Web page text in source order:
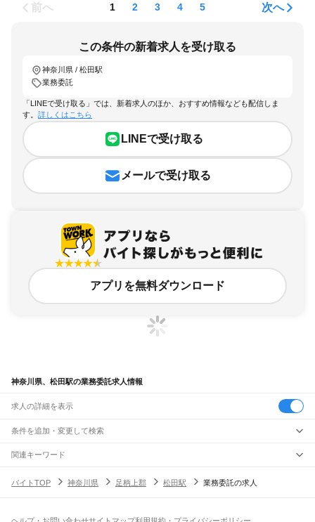
前へ 1 2 3 4 5 次へ
この条件の新着求人を受け取る
神奈川県 / 松田駅
業務委託
「LINEで受け取る」では、新着求人のほか、おすすめ情報なども配信しま
す。 詳しくはこちら
LINEで受け取る
メールで受け取る
アプリを無料ダウンロード
神奈川県、松田駅の業務委託求人情報
求人の詳細を表示
条件を追加・変更して検索
市区町村を追加・変更
神奈川県
すべて
旭区緑区瀬谷区栄区 泉区 青葉区 都筑区
駅を追加・変更
川崎駅 横浜駅戸塚駅 大船駅 藤沢駅辻堂駅茅ケ崎駅 平塚駅 大磯駅
飲食・フードサービス
関連キーワード
バイトTOP
神奈川県 足柄上郡 松田駅 業務委託の求人